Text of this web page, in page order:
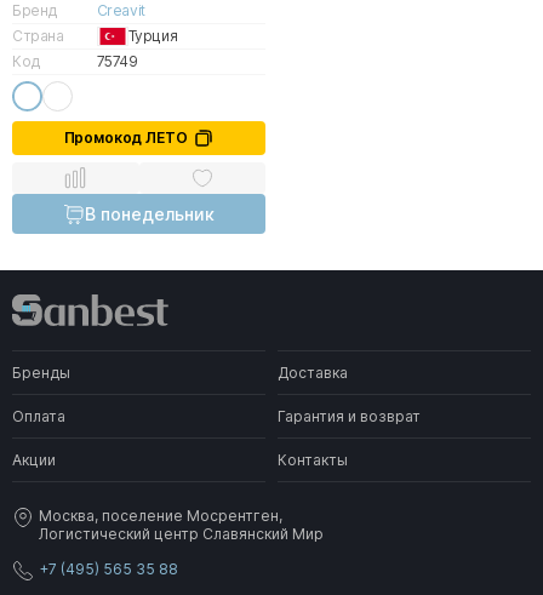
Бренд
Creavit
Страна
Турция
Код
75749
Промокод ЛЕТО
В понедельник
Бренды Доставка
Оплата Гарантия и возврат
Акции Контакты
Москва, поселение Мосрентген,
Логистический центр Славянский Мир
+7 (495) 565 35 88